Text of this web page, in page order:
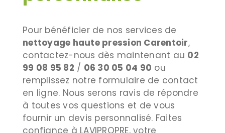
Pour bénéficier de nos services de
nettoyage haute pression Carentoir,
contactez-nous dès maintenant au 02
99 08 95 82 / 06 30 05 04 90 ou
remplissez notre formulaire de contact
en ligne. Nous serons ravis de répondre
à toutes vos questions et de vous
fournir un devis personnalisé. Faites
confiance à LAVIPROPRE, votre